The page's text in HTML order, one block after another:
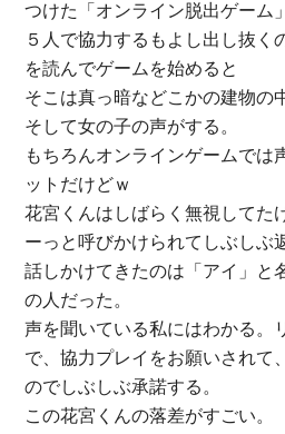
つけた「オンライン脱出ゲーム
５人で協力するもよし出し抜く
を読んでゲームを始めると
そこは真っ暗などこかの建物の
そして女の子の声がする。
もちろんオンラインゲームでは
ットだけどｗ
花宮くんはしばらく無視してた
ーっと呼びかけられてしぶしぶ
話しかけてきたのは「アイ」と
の人だった。
声を聞いている私にはわかる。
で、協力プレイをお願いされて
のでしぶしぶ承諾する。
この花宮くんの落差がすごい。